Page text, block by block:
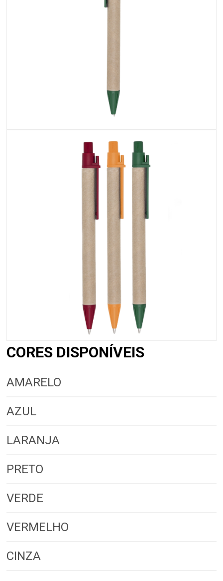
CORES DISPONÍVEIS
AMARELO
AZUL
LARANJA
PRETO
VERDE
VERMELHO
CINZA